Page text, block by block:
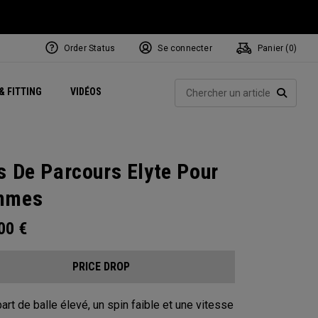
FITTING VIDÉOSExclusive Mavrik Complete Sets
Exclusivités - Balles de Golf
Juillet NEW Headwear
Women's Golf Balls
Exclusivités - Accessoires
Régionaux
Order Status Se connecter Panier ( 0)
De Parcours Elyte Pour
€
PRICE DROP
de balle élevé, un spin faible et une vitesse